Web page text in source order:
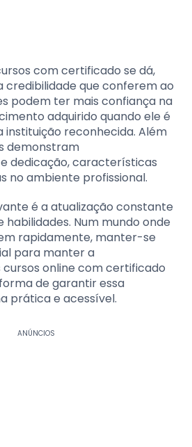
com certificado se dá,
credibilidade que conferem ao
podem ter mais confiança na
adquirido quando ele é
instituição reconhecida. Além
demonstram
dedicação, características
no ambiente profissional.
é a atualização constante
Num mundo onde
rapidamente, manter-se
para manter a
online com certificado
de garantir essa
prática e acessível.
ANÚNCIOS